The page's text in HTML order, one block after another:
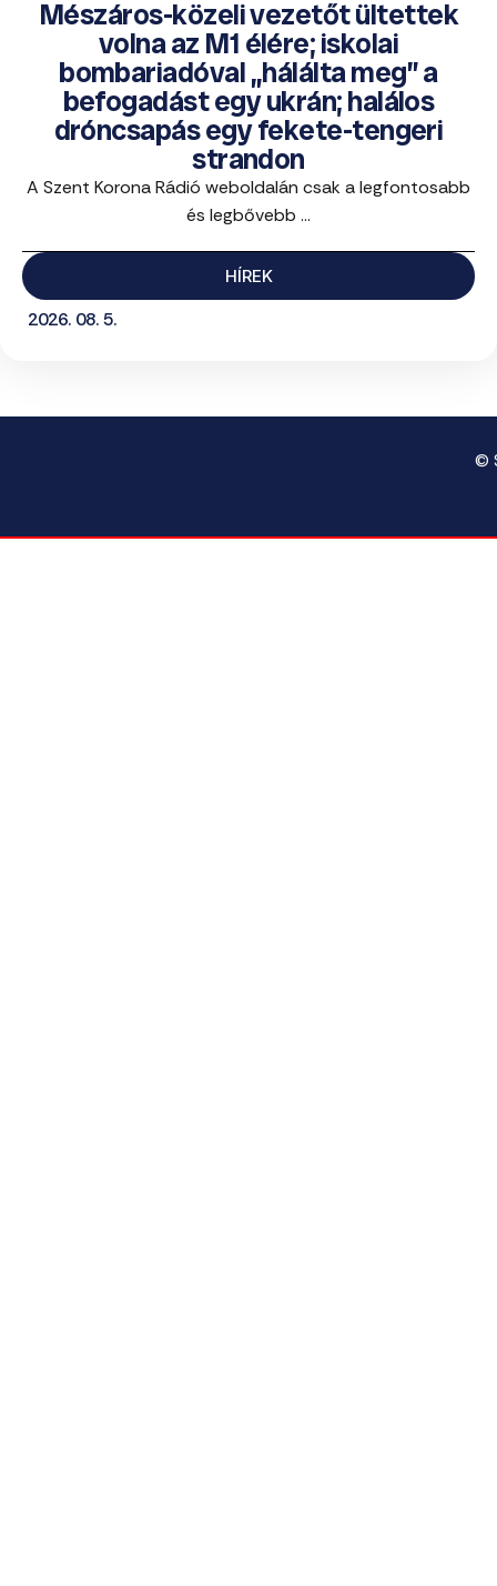
Mészáros-közeli vezetőt ültettek
volna az M1 élére; iskolai
bombariadóval „hálálta meg” a
befogadást egy ukrán; halálos
dróncsapás egy fekete-tengeri
strandon
A Szent Korona Rádió weboldalán csak a legfontosabb
és legbővebb ...
HÍREK
2026. 08. 5.
©